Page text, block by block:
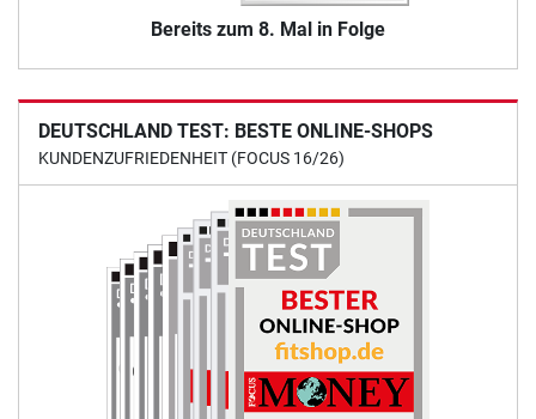
Bereits zum 8. Mal in Folge
DEUTSCHLAND TEST: BESTE ONLINE-SHOPS
KUNDENZUFRIEDENHEIT (FOCUS 16/26)